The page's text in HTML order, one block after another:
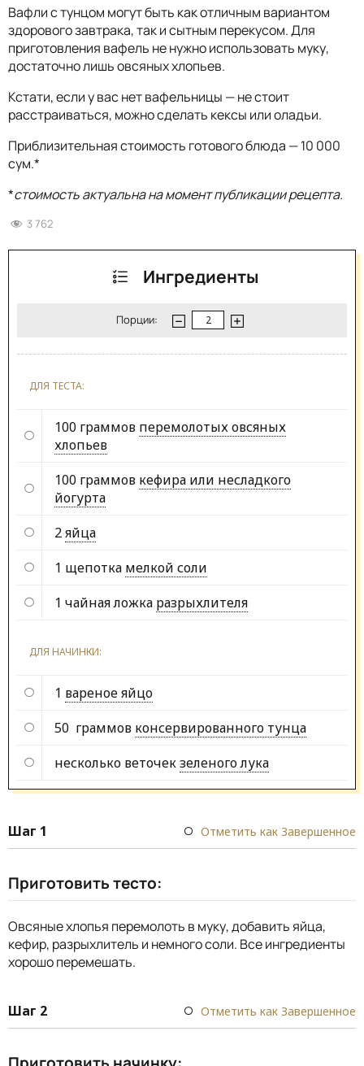
Вафли с тунцом могут быть как отличным вариантом
здорового завтрака, так и сытным перекусом. Для
приготовления вафель не нужно использовать муку,
достаточно лишь овсяных хлопьев.
Кстати, если у вас нет вафельницы — не стоит
расстраиваться, можно сделать кексы или оладьи.
Приблизительная стоимость готового блюда — 10 000
сум.*
*стоимость актуальна на момент публикации рецепта.
3 762
Ингредиенты
Порции:
ДЛЯ ТЕСТА:
100 граммов перемолотых овсяных
хлопьев
100 граммов кефира или несладкого
йогурта
2яйца
1 щепотка мелкой соли
1 чайная ложка разрыхлителя
ДЛЯ НАЧИНКИ:
1 вареное яйцо
50 граммов консервированного тунца
несколько веточекзеленого лука
Шаг 1 Отметить как Завершенное
Приготовить тесто:
Овсяные хлопья перемолоть в муку, добавить яйца,
кефир, разрыхлитель и немного соли. Все ингредиенты
хорошо перемешать.
Шаг 2 Отметить как Завершенное